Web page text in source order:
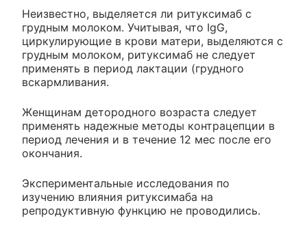
Неизвестно, выделяется ли ритуксимаб с
грудным молоком. Учитывая, что IgG,
циркулирующие в крови матери, выделяются с
грудным молоком, ритуксимаб не следует
применять в период лактации (грудного
вскармливания.
Женщинам детородного возраста следует
применять надежные методы контрацепции в
период лечения и в течение 12 мес после его
окончания.
Экспериментальные исследования по
изучению влияния ритуксимаба на
репродуктивную функцию не проводились.